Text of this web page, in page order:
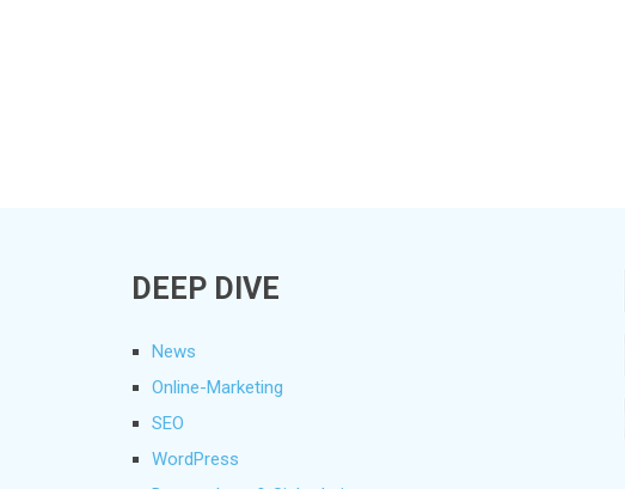
DEEP DIVE
News
Online-Marketing
SEO
WordPress